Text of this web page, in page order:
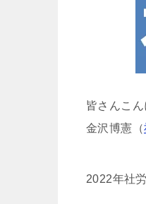
皆さんこん
金沢博憲（
2022年社